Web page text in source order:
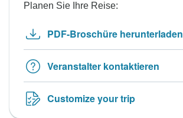
Planen Sie Ihre Reise:
PDF-Broschüre herunterladen
Veranstalter kontaktieren
Customize your trip